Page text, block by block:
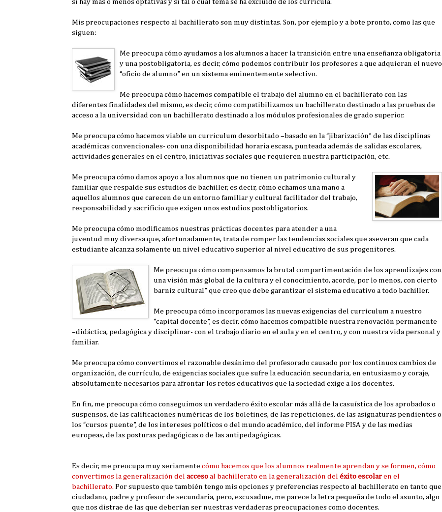
si hay más o menos optativas y si tal o cual tema se ha excluído de los currícula.
Mis preocupaciones respecto al bachillerato son muy distintas. Son, por ejemplo y a bote pronto, como las que
siguen:
Me preocupa cómo ayudamos a los alumnos a hacer la transición entre una enseñanza obligatoria
y una postobligatoria, es decir, cómo podemos contribuir los profesores a que adquieran el nuevo
“oficio de alumno” en un sistema eminentemente selectivo.
Me preocupa cómo hacemos compatible el trabajo del alumno en el bachillerato con las
diferentes finalidades del mismo, es decir, cómo compatibilizamos un bachillerato destinado a las pruebas de
acceso a la universidad con un bachillerato destinado a los módulos profesionales de grado superior.
Me preocupa cómo hacemos viable un currículum desorbitado –basado en la “jibarización” de las disciplinas
académicas convencionales- con una disponibilidad horaria escasa, punteada además de salidas escolares,
actividades generales en el centro, iniciativas sociales que requieren nuestra participación, etc.
Me preocupa cómo damos apoyo a los alumnos que no tienen un patrimonio cultural y
familiar que respalde sus estudios de bachiller, es decir, cómo echamos una mano a
aquellos alumnos que carecen de un entorno familiar y cultural facilitador del trabajo,
responsabilidad y sacrificio que exigen unos estudios postobligatorios.
Me preocupa cómo modificamos nuestras prácticas docentes para atender a una
juventud muy diversa que, afortunadamente, trata de romper las tendencias sociales que aseveran que cada
estudiante alcanza solamente un nivel educativo superior al nivel educativo de sus progenitores.
Me preocupa cómo compensamos la brutal compartimentación de los aprendizajes con
una visión más global de la cultura y el conocimiento, acorde, por lo menos, con cierto
barniz cultural” que creo que debe garantizar el sistema educativo a todo bachiller.
Me preocupa cómo incorporamos las nuevas exigencias del currículum a nuestro
“capital docente”, es decir, cómo hacemos compatible nuestra renovación permanente
–didáctica, pedagógica y disciplinar- con el trabajo diario en el aula y en el centro, y con nuestra vida personal y
familiar.
Me preocupa cómo convertimos el razonable desánimo del profesorado causado por los continuos cambios de
organización, de currículo, de exigencias sociales que sufre la educación secundaria, en entusiasmo y coraje,
absolutamente necesarios para afrontar los retos educativos que la sociedad exige a los docentes.
En fin, me preocupa cómo conseguimos un verdadero éxito escolar más allá de la casuística de los aprobados o
suspensos, de las calificaciones numéricas de los boletines, de las repeticiones, de las asignaturas pendientes o
los “cursos puente”, de los intereses políticos o del mundo académico, del informe PISA y de las medias
europeas, de las posturas pedagógicas o de las antipedagógicas.
Es decir, me preocupa muy seriamente cómo hacemos que los alumnos realmente aprendan y se formen, cómo
convertimos la generalización del acceso al bachillerato en la generalización del éxito escolar en el
bachillerato. Por supuesto que también tengo mis opciones y preferencias respecto al bachillerato en tanto que
ciudadano, padre y profesor de secundaria, pero, excusadme, me parece la letra pequeña de todo el asunto, algo
que nos distrae de las que deberían ser nuestras verdaderas preocupaciones como docentes.